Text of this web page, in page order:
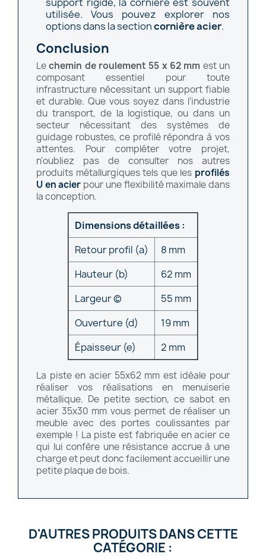
utilisée. Vous pouvez explorer nos
options dans la sectioncornière acier.
Conclusion
Lechemin de roulement 55 x 62 mm est un
composant essentiel pour toute
infrastructure nécessitant un support fiable
et durable. Que vous soyez dans l'industrie
du transport, de la logistique, ou dans un
secteur nécessitant des systèmes de
guidage robustes, ce profilé répondra à vos
attentes. Pour compléter votre projet,
n'oubliez pas de consulter nos autres
produits métallurgiques tels que les profilés
U en acier pour une flexibilité maximale dans
la conception.
Dimensions détaillées :
Retour profil (a)
8 mm
Hauteur (b)
62 mm
Largeur (c)
55 mm
Ouverture (d)
19 mm
Épaisseur (e)
2 mm
La piste en acier 55x62 mm est idéale pour
réaliser vos réalisations en menuiserie
métallique. De petite section, ce sabot en
acier 35x30 mm vous permet de réaliser un
meuble avec des portes coulissantes par
exemple ! La piste est fabriquée en acier ce
qui lui confère une résistance accrue à une
charge et peut donc facilement accueillir une
petite plaque de bois.
D'AUTRES PRODUITS DANS CETTE
CATÉGORIE :